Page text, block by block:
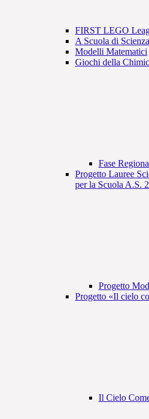
FIRST LEGO
A Scuola di
Modelli Matematici
Giochi della
Fase
Progetto Lauree
per la Scuola A.S.
Progetto
Progetto «Il cielo
Il Cielo